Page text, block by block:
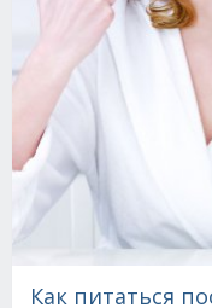
Как питаться